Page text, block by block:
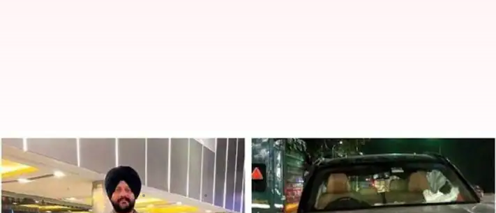
BMW கார் விபத்து: பாதிக்கப்பட்டவரின்
உள்ள மருத்துவமனைக்கு கொண்டு
எழுதியவர் Venkatalakshmi V Sep 15, 2025 06:45 pm